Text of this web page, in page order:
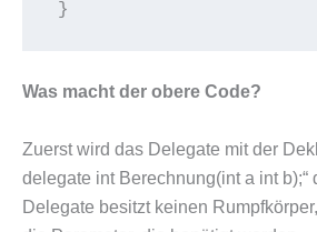
}
Was macht der obere Code?
Zuerst wird das Delegate mit der
delegate int Berechnung(int a int b);“
Delegate besitzt keinen